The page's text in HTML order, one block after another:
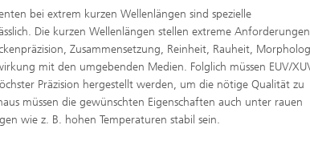
bei extrem kurzen Wellenlängen sind spezielle
Die kurzen Wellenlängen stellen extreme
Zusammensetzung, Reinheit, Rauheit,
mit den umgebenden Medien. Folglich müssen EUV/
Präzision hergestellt werden, um die nötige Qualität zu
müssen die gewünschten Eigenschaften auch unter rauen
wie z. B. hohen Temperaturen stabil sein.